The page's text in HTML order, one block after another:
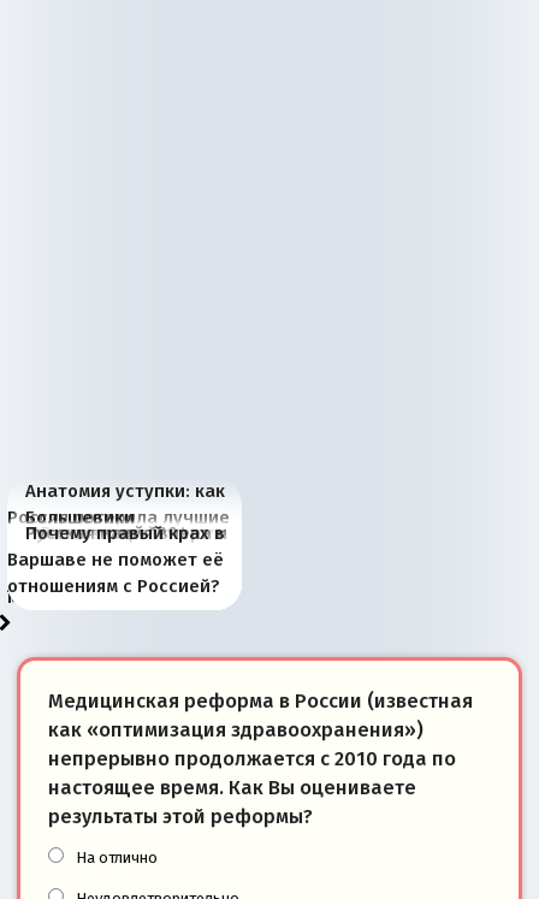
Анатомия уступки: как
Россия потеряла лучшие
рыбопромысловые
районы Баренцева
моря
Большевики
отличаются от «Яблока»
тем, что они -
победители
Киевская марионетка
Запада рассказала о
«переобувании» хозяев
В России назрели
перемены: 15 шагов к
суверенной экономике
Миграционный пожар
Европы
Россия начинает
сбрасывать балласт
Анкориджа
Россия зимой 1904
года: первые уступки во
внутренней политике
Русская нация вчера и
сегодня
Почему правый крах в
Варшаве не поможет её
отношениям с Россией?
Медицинская реформа в России (известная
как «оптимизация здравоохранения»)
непрерывно продолжается с 2010 года по
настоящее время. Как Вы оцениваете
результаты этой реформы?
На отлично